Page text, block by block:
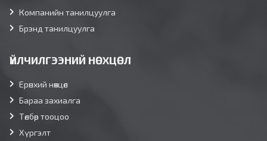
Компанийн танилцуулга
Брэнд танилцуулга
ҮЙЛЧИЛГЭЭНИЙ НӨХЦӨЛ
Ерөнхий нөхцөл
Бараа захиалга
Төлбөр тооцоо
Хүргэлт